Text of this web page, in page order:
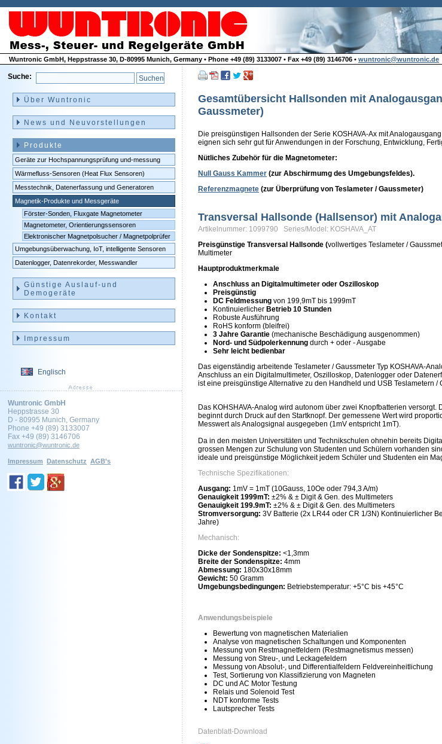
Wuntronic GmbH, Heppstrasse 30, D-80995 Munich, Germany • Phone +49 (89) 3133007 • Fax +49 (89) 3146706 • wuntronic@wuntronic.de
Gesamtübersicht Hallsonden mit
Gaussmeter)
Die preisgünstigen Hallsonden der Serie KOSHAVA-Ax mit
eignen sich sehr gut für Anwendungen in der Forschung, Entwicklung,
Nütliches Zubehör für die Magnetometer:
Null Gauss Kammer (zur Abschirmumg des Umgebungsfeldes).
Referenzmagnete (zur Überprüfung von Teslameter / Gaussmeter)
Transversal Hallsonde (Hallsensor) mit
Artikelnummer: 1099790 Series/Model: KOSHAVA_AT
Preisgünstige Transversal Hallsonde (vollwertiges Teslameter /
Multimeter
Hauptproduktmerkmale
Anschluss an Digitalmultimeter oder Oszilloskop
Preisgünstig
DC Feldmessung von 199,9mT bis 1999mT
Kontinuierlicher Betrieb 10 Stunden
Robuste Ausführung
RoHS konform (bleifrei)
3 Jahre Garantie (mechanische Beschädigung ausgenommen)
Nord- und Südpolerkennung durch + oder - Ausgabe
Sehr leicht bedienbar
Das eigenständig arbeitende Teslameter / Gaussmeter Typ KOSHAVA-
Anschluss an ein Digitalmultimeter, Oszilloskop, Datenlogger oder
ist eine preisgünstige Alternative zu den Handheld und USB Teslametern /
Das KOHSHAVA-Analog wird autonom über zwei Knopfbatterien versorgt.
beginnt durch Druck auf den Startknopf. Der gemessene Wert wird
Messwert als Analogsignal ausgegeben (1mV entspricht 1mT).
Da in den meisten Universitäten und Technikschulen ohnehin bereits
grossen Mengen zur Schulung von Studenten und Schülern vorhanden
ideale und preisgünstige Möglichkeit jedem Schüler und Studenten ein
Technische Spezifikationen:
Ausgang: 1mV = 1mT (10Gauss, 10Oe oder 794,3 A/m)
Genauigkeit 1999mT: ±2% & ± Digit & Gen. des Multimeters
Genauigkeit 199.9mT: ±2% & ± Digit & Gen. des Multimeters
Stromversorgung: 3V Batterie (2x LR44 oder CR 1/3N) Kontinuierlicher
Jahre)
Mechanisch:
Dicke der Sondenspitze: <1,3mm
Breite der Sondenspitze: 4mm
Abmessung: 180x30x18mm
Gewicht: 50 Gramm
Umgebungsbedingungen: Betriebstemperatur: +5°C bis +45°C
Anwendungsbeispiele
Bewertung von magnetischen Materialien
Analyse von magnetischen Schaltungen und Komponenten
Messung von Restmagnetfeldern (Restmagnetismus messen)
Messung von Streu-, und Leckagefeldern
Messung von Absolut-, und Differentialfeldern Feldvereinheitlichung
Test, Sortierung von Klassifizierung von Magneten
DC und AC Motor Testung
Relais und Solenoid Test
NDT konforme Tests
Lautsprecher Tests
Datenblatt-Download
Suche:
überspringen
Über Wuntronic
News und Neuvorstellungen
Produkte
Geräte zur Hochspannungsprüfung und-messung
Wärmefluss-Sensoren (Heat Flux Sensoren)
Messtechnik, Datenerfassung und Generatoren
Magnetik-Produkte und Messgeräte
Förster-Sonden, Fluxgate Magnetometer
Magnetometer, Orientierungssensoren
Elektronischer Magnetpolsucher / Magnetpolprüfer
Umgebungsüberwachung, IoT, intelligente Sensoren
Datenlogger, Datenrekorder, Messwandler
Günstige Auslauf-und
Demogeräte
Kontakt
Impressum
Englisch
Wuntronic GmbH
Heppstrasse 30
D - 80995 Munich, Germany
Phone +49 (89) 3133007
Fax +49 (89) 3146706
wuntronic@wuntronic.de
Impressum Datenschutz AGB's